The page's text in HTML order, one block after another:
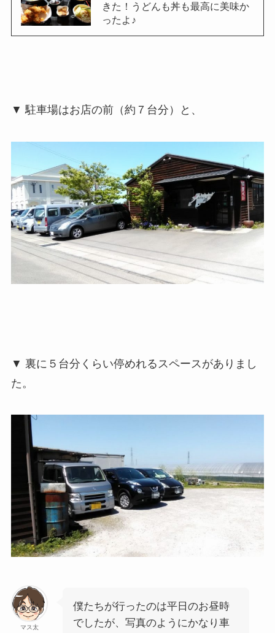
きた！うどんも丼も最高に美味か
ったよ♪
▼ 駐車場はお店の前（約７台分）と、
▼ 裏に５台分くらい停めれるスペースがありまし
た。
マス太
僕たちが行ったのは平日のお昼時
でしたが、写真のようにかなり車